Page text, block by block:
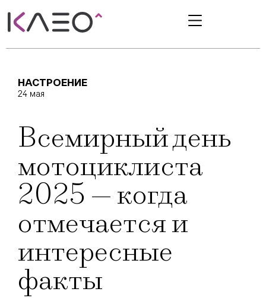
НАСТРОЕНИЕ
24 мая
Всемирный день
мотоциклиста
2025 — когда
отмечается и
интересные
факты